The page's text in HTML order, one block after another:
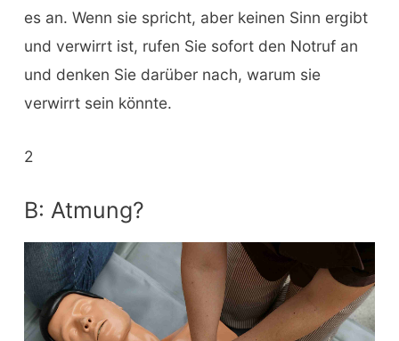
es an. Wenn sie spricht, aber keinen Sinn ergibt
und verwirrt ist, rufen Sie sofort den Notruf an
und denken Sie darüber nach, warum sie
verwirrt sein könnte.
2
B: Atmung?